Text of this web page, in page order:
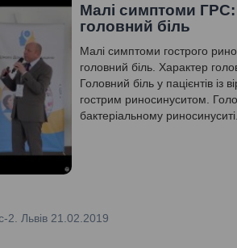
Малі симптоми
головний біль
Малі симптоми гострого
головний біль. Характер
Головний біль у пацієнтів із
гострим риносинуситом.
бактеріальному риносинуситі.
2. Львів 21.02.2019